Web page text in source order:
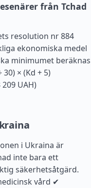
från Tchad
resolution nr 884
ekonomiska medel
minimumet beräknas
× (Kd + 5)
UAH)
i Ukraina är
inte bara ett
säkerhetsåtgärd.
vård ✔